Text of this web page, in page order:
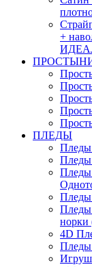
+
ПЛЕДЫ
Пледы
Пледы
Пледы
норки
4D
Пледы